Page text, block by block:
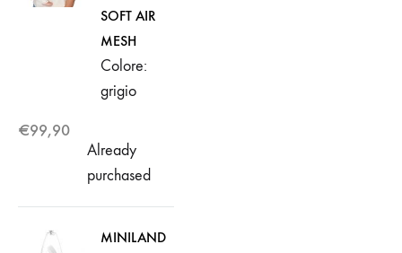
SOFT AIR
MESH
Colore:
grigio
€99,90
Already
purchased
MINILAND